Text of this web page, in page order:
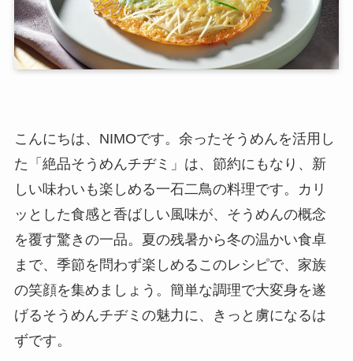
こんにちは、NIMOです。余ったそうめんを活用し
た「絶品そうめんチヂミ」は、節約にもなり、新
しい味わいも楽しめる一石二鳥の料理です。カリ
ッとした食感と香ばしい風味が、そうめんの概念
を覆す驚きの一品。夏の残暑から冬の温かい食卓
まで、季節を問わず楽しめるこのレシピで、家族
の笑顔を集めましょう。簡単な調理で大変身を遂
げるそうめんチヂミの魅力に、きっと虜になるは
ずです。